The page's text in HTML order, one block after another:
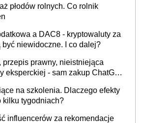
płodów rolnych. Co rolnik
a DAC8 - kryptowaluty za
niewidoczne. I co dalej?
przepis prawny, nieistniejąca
eksperckiej - sam zakup ChatGPT
na szkolenia. Dlaczego efekty
kilku tygodniach?
influencerów za rekomendacje